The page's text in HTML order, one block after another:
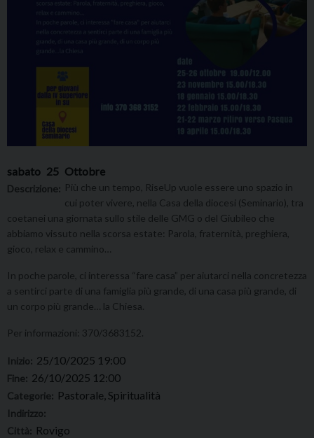
sabato 25 Ottobre
Descrizione: Più che un tempo, RiseUp vuole essere uno spazio in
cui poter vivere, nella Casa della diocesi (Seminario), tra
coetanei una giornata sullo stile delle GMG o del Giubileo che
abbiamo vissuto nella scorsa estate: Parola, fraternità, preghiera,
gioco, relax e cammino…
In poche parole, ci interessa “fare casa” per aiutarci nella concretezza
a sentirci parte di una famiglia più grande, di una casa più grande, di
un corpo più grande… la Chiesa.
Per informazioni: 370/3683152.
Inizio: 25/10/2025 19:00
Fine: 26/10/2025 12:00
Categorie: Pastorale, Spiritualità
Indirizzo:
Città: Rovigo